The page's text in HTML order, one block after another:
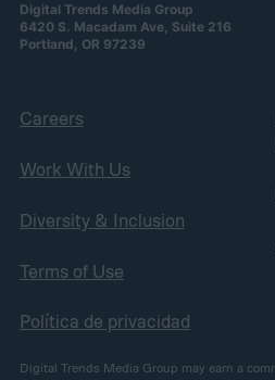
Digital Trends Media Group
6420 S. Macadam Ave, Suite 216
Portland, OR 97239
Careers
Work With Us
Diversity & Inclusion
Terms of Use
Política de privacidad
Digital Trends Media Group may earn a